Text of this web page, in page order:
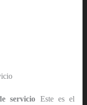
servicio Este es el